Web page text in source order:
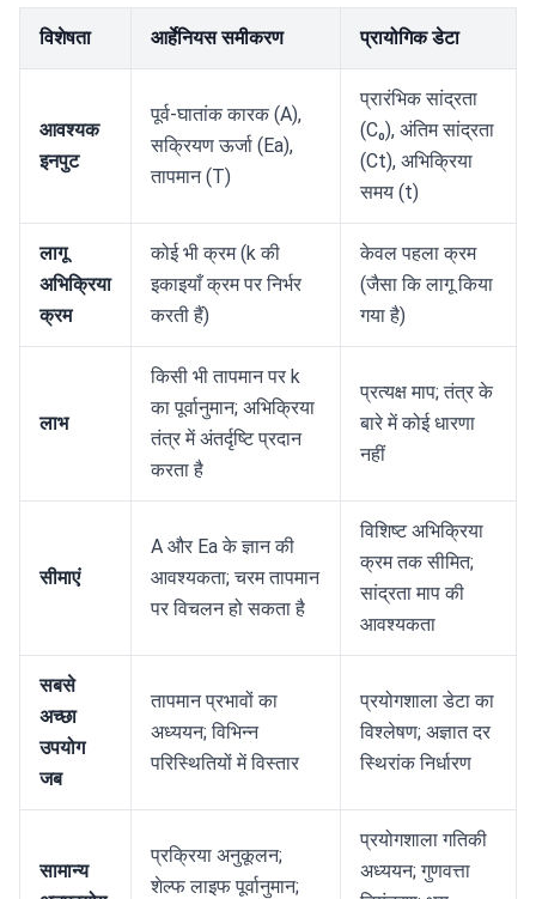
विशेषता आर्हेनियस समीकरण प्रायोगिक डेटा
आवश्यक
इनपुट
पूर्व-घातांक कारक (A),
सक्रियण ऊर्जा (Ea),
तापमान (T)
प्रारंभिक सांद्रता
(C₀), अंतिम सांद्रता
(Ct), अभिक्रिया
समय (t)
लागू
अभिक्रिया
क्रम
कोई भी क्रम (k की
इकाइयाँ क्रम पर निर्भर
करती हैं)
केवल पहला क्रम
(जैसा कि लागू किया
गया है)
लाभ
किसी भी तापमान पर k
का पूर्वानुमान; अभिक्रिया
तंत्र में अंतर्दृष्टि प्रदान
करता है
प्रत्यक्ष माप; तंत्र के
बारे में कोई धारणा
नहीं
सीमाएं
A और Ea के ज्ञान की
आवश्यकता; चरम तापमान
पर विचलन हो सकता है
विशिष्ट अभिक्रिया
क्रम तक सीमित;
सांद्रता माप की
आवश्यकता
सबसे
अच्छा
उपयोग
जब
तापमान प्रभावों का
अध्ययन; विभिन्न
परिस्थितियों में विस्तार
प्रयोगशाला डेटा का
विश्लेषण; अज्ञात दर
स्थिरांक निर्धारण
सामान्य
प्रक्रिया अनुकूलन;
शेल्फ लाइफ पूर्वानुमान;
प्रयोगशाला गतिकी
अध्ययन; गुणवत्ता